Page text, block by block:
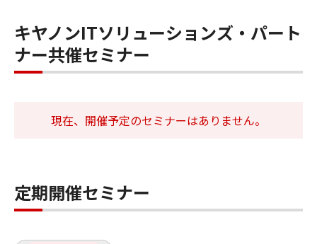
キヤノンITソリューションズ・パート
ナー共催セミナー
現在、開催予定のセミナーはありません。
定期開催セミナー